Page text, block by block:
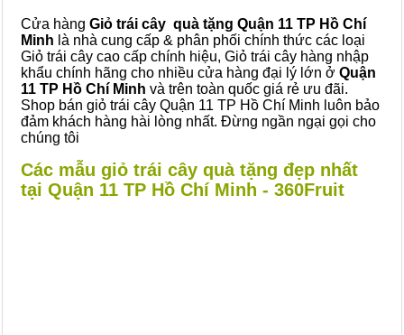
Cửa hàng Giỏ trái cây quà tặng Quận 11 TP Hồ Chí
Minh là nhà cung cấp & phân phối chính thức các loại
Giỏ trái cây cao cấp chính hiệu, Giỏ trái cây hàng nhập
khẩu chính hãng cho nhiều cửa hàng đại lý lớn ở Quận
11 TP Hồ Chí Minh và trên toàn quốc giá rẻ ưu đãi.
Shop bán giỏ trái cây Quận 11 TP Hồ Chí Minh luôn bảo
đảm khách hàng hài lòng nhất. Đừng ngần ngại gọi cho
chúng tôi
Các mẫu giỏ trái cây quà tặng đẹp nhất
tại Quận 11 TP Hồ Chí Minh - 360Fruit